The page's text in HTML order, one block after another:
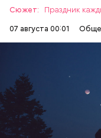
Сюжет:
Праздник
07 августа 00:01
День собирания
метеорного
можно наблюдать
смотреть на
город — в
загрязнения и
наблюдать за
ЕДА
СЛАДОСТИ
— Кабачки,
обжарить на
петрушки, чеснок,
Получается очень
Копылов.